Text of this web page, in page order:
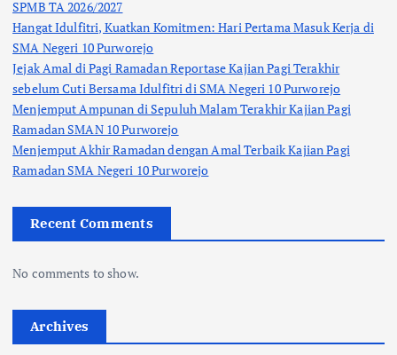
SPMB TA 2026/2027
Hangat Idulfitri, Kuatkan Komitmen: Hari Pertama Masuk Kerja di
SMA Negeri 10 Purworejo
Jejak Amal di Pagi Ramadan Reportase Kajian Pagi Terakhir
sebelum Cuti Bersama Idulfitri di SMA Negeri 10 Purworejo
Menjemput Ampunan di Sepuluh Malam Terakhir Kajian Pagi
Ramadan SMAN 10 Purworejo
Menjemput Akhir Ramadan dengan Amal Terbaik Kajian Pagi
Ramadan SMA Negeri 10 Purworejo
Recent Comments
No comments to show.
Archives